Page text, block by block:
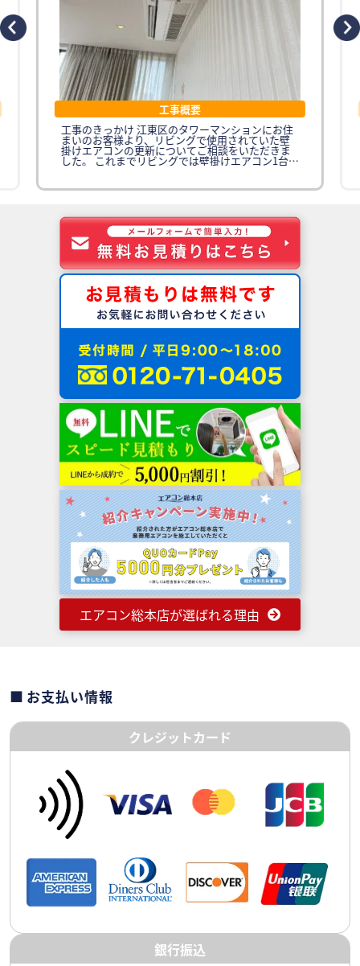
工事概要
工事のきっかけ 江東区のタワーマンションにお住
まいのお客様より、リビングで使用されていた壁
掛けエアコンの更新についてご相談をいただきま
した。 これまでリビングでは壁掛けエアコン1台を
ご使用されていましたが、広いリビング空間全体
に夏場は部
エアコン総本店が選ばれる理由
お支払い情報
クレジットカード
銀行振込